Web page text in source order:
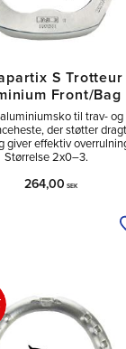
S Trotteur
Front/Bag
til trav- og
der støtter
giver effektiv
Størrelse 2x0–3.
264,00 SEK